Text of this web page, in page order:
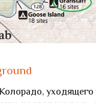
уходящего